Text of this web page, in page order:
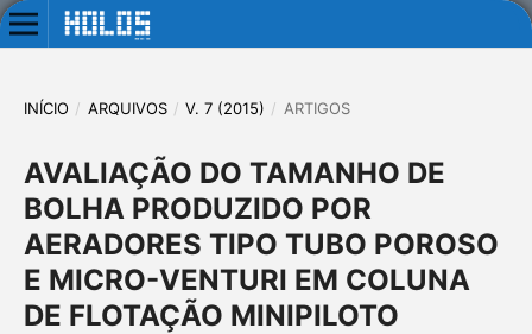
INÍCIO / ARQUIVOS / V. 7 (2015) / ARTIGOS
AVALIAÇÃO DO TAMANHO DE
BOLHA PRODUZIDO POR
AERADORES TIPO TUBO POROSO
E MICRO-VENTURI EM COLUNA
DE FLOTAÇÃO MINIPILOTO